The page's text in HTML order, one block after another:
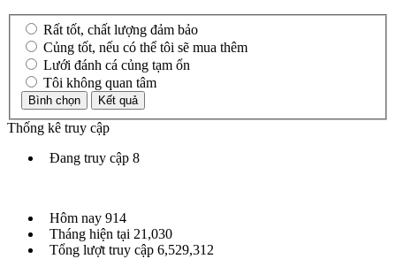
Rất tốt, chất lượng đảm bảo
Củng tốt, nếu có thể tôi sẽ mua thêm
Lưới đánh cá củng tạm ổn
Tôi không quan tâm
Thống kê truy cập
Đang truy cập 8
Hôm nay 914
Tháng hiện tại 21,030
Tổng lượt truy cập 6,529,312